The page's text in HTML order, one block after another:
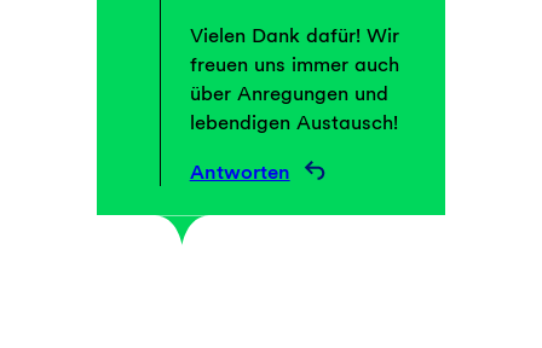
Vielen Dank dafür! Wir
freuen uns immer auch
über Anregungen und
lebendigen Austausch!
Antworten